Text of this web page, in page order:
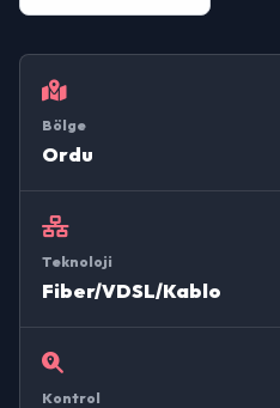
Bölge
Ordu
Teknoloji
Fiber/VDSL/Kablo
Kontrol